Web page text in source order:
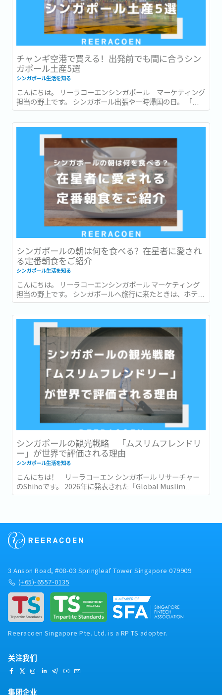
チャンギ空港で買える！出発前でも間に合うシン
ガポール土産5選
シンガポール生活を知る
こんにちは。 リーラコーエンシンガポール マーケティング
担当の野上です。 シンガポール出張や一時帰国の日。 「最
後まで打合せや商談が入っていて、市内でお土産を買う時間
がなかった…。」 「一時帰国ギリギリまで予定が詰まってい
てお土産が買えなかった…。」 このような経験はありません
シンガポールの朝は何を食べる？在星者に愛され
る定番朝食をご紹介
シンガポール生活を知る
こんにちは。 リーラコーエンシンガポール マーケティング
担当の野上です。 シンガポールへ旅行に来たときは、ホテル
での朝食を楽しんだり、有名店でローカルグルメを味わった
りすることが多いかもしれません。 一方で、実際に暮らし始
めると、「朝食」は毎日の生活の一部になります。...
シンガポールの観光戦略 「ムスリムフレンドリ
ー」が世界で評価される理由
シンガポール生活を知る
こんにちは！ リーラコーエン シンガポール リサーチャー
のShihoです。 2026年に発表された「Global Muslim
Travel Index 2026」(GMTI) というムスリム (イスラム教を
3 Anson Road, #08-03 Springleaf Tower Singapore 079909
(+65)-6557-0135
Reeracoen Singapore Pte. Ltd. is a RP TS adopter.
关注我们
集团企业